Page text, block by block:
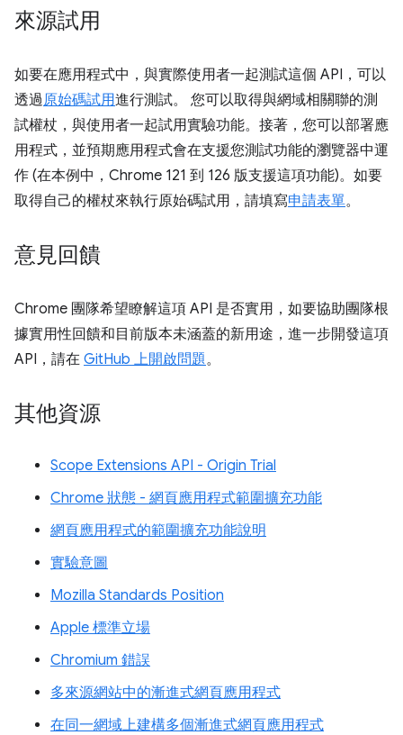
來源試用
如要在應用程式中，與實際使用者一起測試這個 API，可以
透過原始碼試用進行測試。 您可以取得與網域相關聯的測
試權杖，與使用者一起試用實驗功能。接著，您可以部署應
用程式，並預期應用程式會在支援您測試功能的瀏覽器中運
作 (在本例中，Chrome 121 到 126 版支援這項功能)。如要
取得自己的權杖來執行原始碼試用，請填寫申請表單。
意見回饋
Chrome 團隊希望瞭解這項 API 是否實用，如要協助團隊根
據實用性回饋和目前版本未涵蓋的新用途，進一步開發這項
API，請在 GitHub 上開啟問題。
其他資源
Scope Extensions API - Origin Trial
Chrome 狀態 - 網頁應用程式範圍擴充功能
網頁應用程式的範圍擴充功能說明
實驗意圖
Mozilla Standards Position
Apple 標準立場
Chromium 錯誤
多來源網站中的漸進式網頁應用程式
在同一網域上建構多個漸進式網頁應用程式